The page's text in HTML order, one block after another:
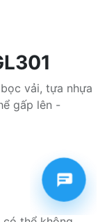
vải, tựa nhựa
gấp lên -